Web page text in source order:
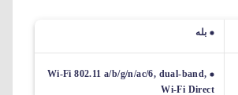
بله
Wi-Fi 802.11 a/b/g/n/ac/6, dual-band,
Wi-Fi Direct